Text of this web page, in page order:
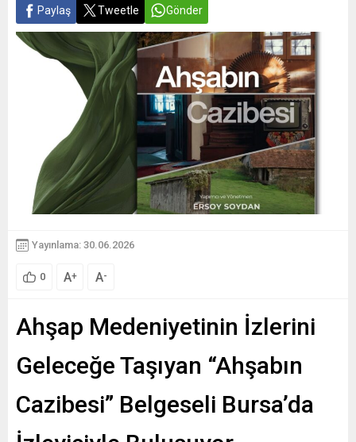
Paylaş Tweetle Gönder
Yayınlama: 30.06.2026
0 A+ A-
Ahşap Medeniyetinin İzlerini
Geleceğe Taşıyan “Ahşabın
Cazibesi” Belgeseli Bursa’da